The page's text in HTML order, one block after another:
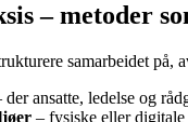
– metoder
samarbeidet på,
der ansatte, ledelse og
– fysiske eller